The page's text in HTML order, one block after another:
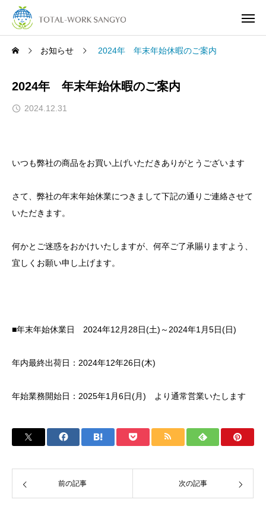
お知らせ 2024年 年末年始休暇のご案内
2024年 年末年始休暇のご案内
2024.12.31
いつも弊社の商品をお買い上げいただきありがとうございます
さて、弊社の年末年始休業につきまして下記の通りご連絡させて
いただきます。
何かとご迷惑をおかけいたしますが、何卒ご了承賜りますよう、
宜しくお願い申し上げます。
■年末年始休業日 2024年12 月 28日(土) ～ 2024年1 月5日(日)
年内最終出荷日： 2024年12年26日(木)
年始業務開始日： 2025年1 月6日(月) より通常営業いたします
前の記事 次の記事